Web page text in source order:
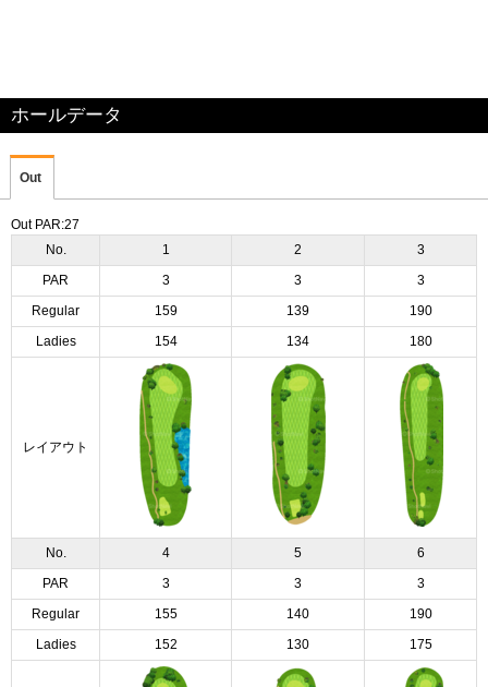
ホールデータ
Out
Out PAR:27
No.
1 2 3
PAR 3 3 3
Regular 159 139 190
Ladies 154 134 180
レイアウト
No. 4 5 6
PAR 3 3 3
Regular 155 140 190
Ladies 152 130 175